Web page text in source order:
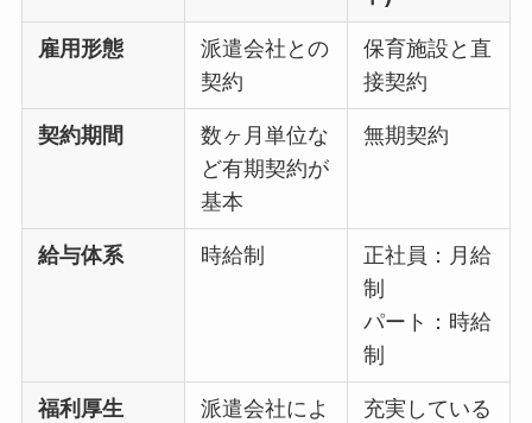
雇用形態
派遣会社との
契約
保育施設と直
接契約
契約期間
数ヶ月単位な
ど有期契約が
基本
無期契約
給与体系 時給制
正社員：月給
制
パート：時給
制
福利厚生
派遣会社によ
充実している